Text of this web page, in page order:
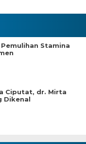
Stamina
Ciputat, dr. Mirta
Dikenal